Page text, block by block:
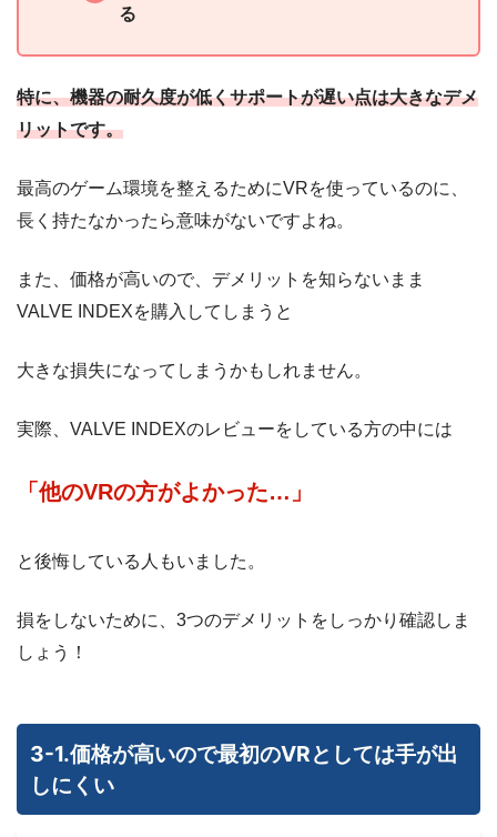
VALVE INDEX、これまではWindows MRとRiftSを使って
できるだけでも買いだわ。 めっちゃいい(*ﾟｰﾟ*) まだ3～4
時間での感想だが、なんとかしてこれで映画みたいな。
メガネかけずにプレイ可能
VRsatileが届いたので早速試しに使ってみた。 Valve
り視野角が広くなった。眼鏡をかけて見える範囲ではほぼ
痛みも無くなった。 まだちょっと慣れない部分はあるの
で、あとは試行錯誤かな
VALVE INDEX 結局１年たたずにベースステーション以外
全て故障したし、HMDに至っては交換品として送られた
ものすら初期不良品だしで、個人的な感想としては正直ま
続きを読む
る
特に、機器の耐久度が低くサポートが遅い点は大きなデメ
リットです。
最高のゲーム環境を整えるためにVRを使っているのに、
長く持たなかったら意味がないですよね。
また、価格が高いので、デメリットを知らないまま
VALVE INDEXを購入してしまうと
大きな損失になってしまうかもしれません。
実際、VALVE INDEXのレビューをしている方の中には
「他のVRの方がよかった…」
と後悔している人もいました。
損をしないために、3つのデメリットをしっかり確認しま
しょう！
3-1.価格が高いので最初のVRとしては手が出
しにくい